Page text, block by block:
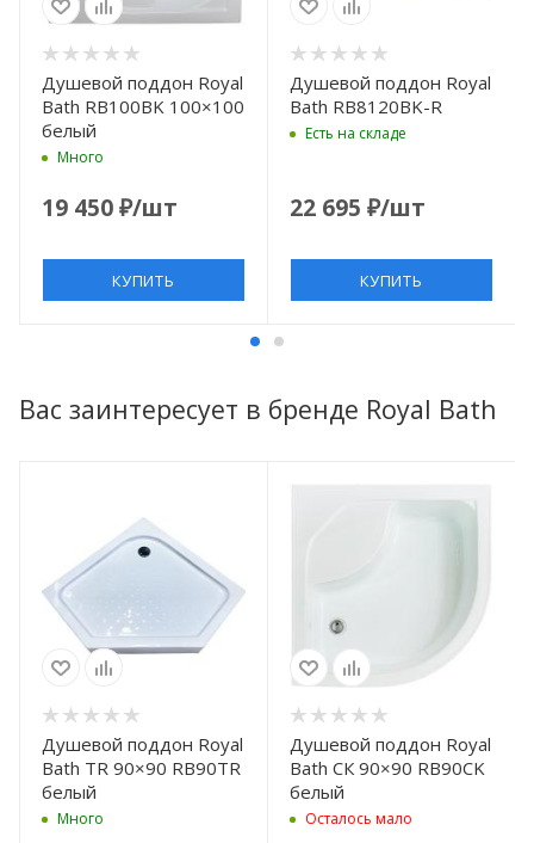
Душевой поддон Royal
Bath RB100BK 100×100
белый
Много
19 450₽/шт
КУПИТЬ
Душевой поддон Royal
Bath RB8120BK-R
Есть на складе
22 695 ₽/шт
КУПИТЬ
Вас заинтересует в бренде Royal Bath
Душевой поддон Royal
Bath TR 90×90 RB90TR
белый
Много
Душевой поддон Royal
Bath CК 90×90 RB90СK
белый
Осталось мало